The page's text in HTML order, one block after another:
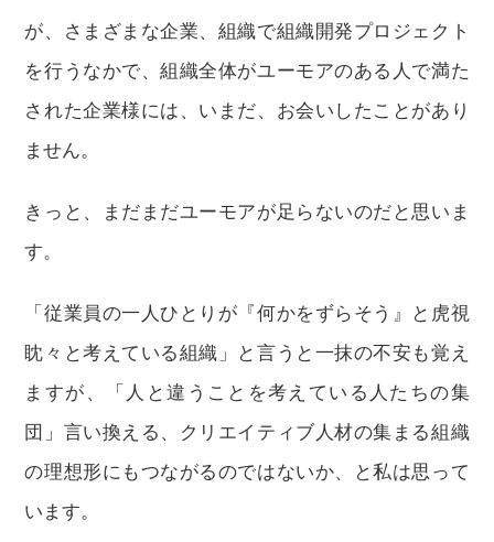
が、さまざまな企業、組織で組織開発プロジェクト
を行うなかで、組織全体がユーモアのある人で満た
された企業様には、いまだ、お会いしたことがあり
ません。
きっと、まだまだユーモアが足らないのだと思いま
す。
「従業員の一人ひとりが『何かをずらそう』と虎視
眈々と考えている組織」と言うと一抹の不安も覚え
ますが、「人と違うことを考えている人たちの集
団」言い換える、クリエイティブ人材の集まる組織
の理想形にもつながるのではないか、と私は思って
います。